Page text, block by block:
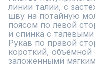
линии талии, с
шву на потайную
поясом по левой
и спинка с
Рукав по правой
короткий,
заложенными